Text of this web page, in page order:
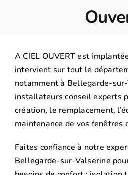
A CIEL OUVERT est
intervient sur tout le
notamment à Bellegarde-
installateurs conseil experts
création, le remplacement,
maintenance de vos fenêtres
Faites confiance à notre
Bellegarde-sur-Valserine